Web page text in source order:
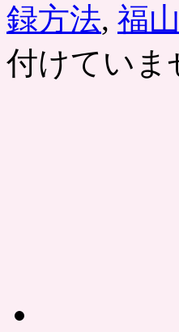
録方法, 福山
付けていま